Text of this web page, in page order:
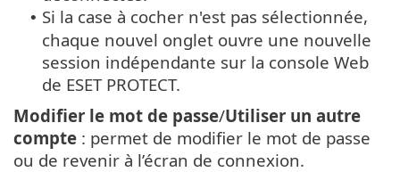
• Si la case à cocher n'est pas sélectionnée,
chaque nouvel onglet ouvre une nouvelle
session indépendante sur la console Web
de ESET PROTECT.
Modifier le mot de passe/Utiliser un autre
compte : permet de modifier le mot de passe
ou de revenir à l’écran de connexion.